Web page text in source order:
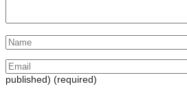
published) (required)